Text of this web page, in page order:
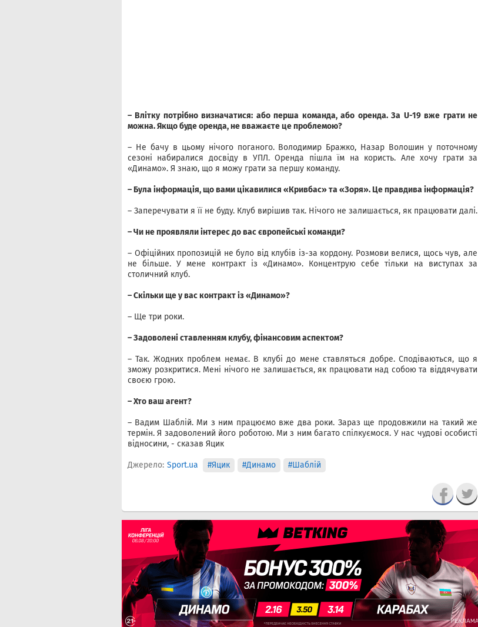
– Влітку потрібно визначатися: або перша команда, або оренда. За U-19 вже грати не
можна. Якщо буде оренда, не вважаєте це проблемою?
– Не бачу в цьому нічого поганого. Володимир Бражко, Назар Волошин у поточному
сезоні набиралися досвіду в УПЛ. Оренда пішла їм на користь. Але хочу грати за
«Динамо». Я знаю, що я можу грати за першу команду.
– Була інформація, що вами цікавилися «Кривбас» та «Зоря». Це правдива інформація?
– Заперечувати я її не буду. Клуб вирішив так. Нічого не залишається, як працювати далі.
– Чи не проявляли інтерес до вас європейські команди?
– Офіційних пропозицій не було від клубів із-за кордону. Розмови велися, щось чув, але
не більше. У мене контракт із «Динамо». Концентрую себе тільки на виступах за
столичний клуб.
– Скільки ще у вас контракт із «Динамо»?
– Ще три роки.
– Задоволені ставленням клубу, фінансовим аспектом?
– Так. Жодних проблем немає. В клубі до мене ставляться добре. Сподіваються, що я
зможу розкритися. Мені нічого не залишається, як працювати над собою та віддячувати
своєю грою.
– Хто ваш агент?
– Вадим Шаблій. Ми з ним працюємо вже два роки. Зараз ще продовжили на такий же
термін. Я задоволений його роботою. Ми з ним багато спілкуємося. У нас чудові особисті
відносини, - сказав Яцик
Джерело: Sport.ua #Яцик #Динамо #Шаблій